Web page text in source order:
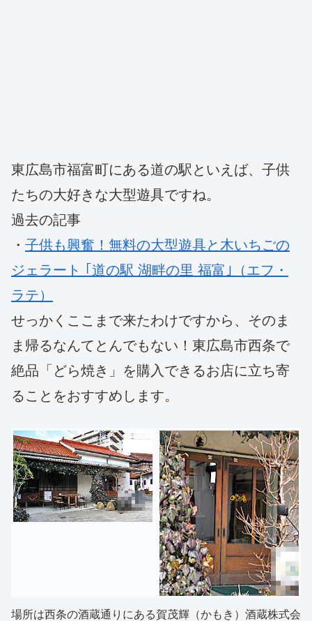
東広島市福富町にある道の駅といえば、子供
たちの大好きな大型遊具ですね。
過去の記事
・ 子供も興奮！無料の大型遊具と木いちごの
ジェラート ｢道の駅 湖畔の里 福富｣（エフ・
ラテ）
せっかくここまで来たわけですから、そのま
ま帰るなんてとんでもない！東広島市西条で
絶品「どら焼き」を購入できるお店に立ち寄
ることをおすすめします。
場所は西条の酒蔵通りにある賀茂輝（かもき）酒蔵株式会